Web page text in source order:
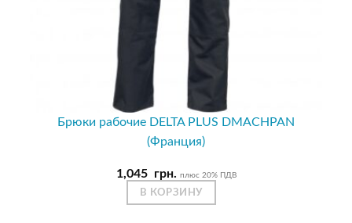
Брюки рабочие DELTA PLUS DMACHPAN
(Франция)
1,045 грн. плюс 20% ПДВ
В КОРЗИНУ